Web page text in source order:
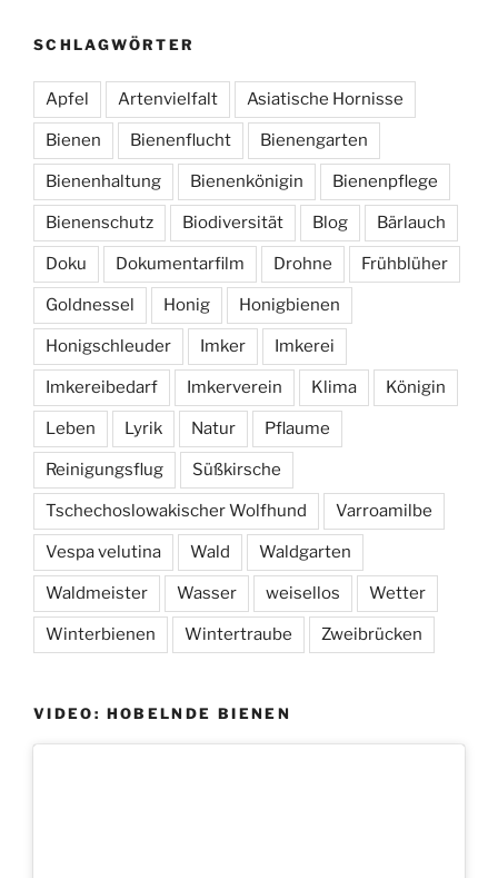
SCHLAGWÖRTER
Apfel Artenvielfalt Asiatische Hornisse
Bienen Bienenflucht Bienengarten
Bienenhaltung Bienenkönigin Bienenpflege
Bienenschutz Biodiversität Blog Bärlauch
Doku Dokumentarfilm Drohne Frühblüher
Goldnessel Honig Honigbienen
Honigschleuder Imker Imkerei
Imkereibedarf Imkerverein Klima Königin
Leben Lyrik Natur Pflaume
Reinigungsflug Süßkirsche
Tschechoslowakischer Wolfhund Varroamilbe
Vespa velutina Wald Waldgarten
Waldmeister Wasser weisellos Wetter
Winterbienen Wintertraube Zweibrücken
VIDEO: HOBELNDE BIENEN